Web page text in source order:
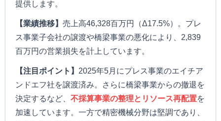
提供します。
【業績推移】 売上高46,328百万円（Δ17.5%）。プレ
ス事業子会社の譲渡や橋梁事業の悪化により、2,839
百万円の営業損失を計上しています。
【注目ポイント】 2025年5月にプレス事業のエイチア
ンドエフ社を譲渡済み。さらに橋梁事業からの撤退を
決定するなど、 不採算事業の整理とリソース再配置を
加速しています。一方で精密機械分野は堅調であり、